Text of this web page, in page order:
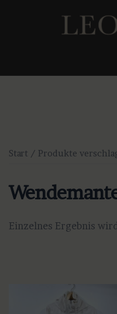
Start / Produkte
Einzelnes Ergebnis